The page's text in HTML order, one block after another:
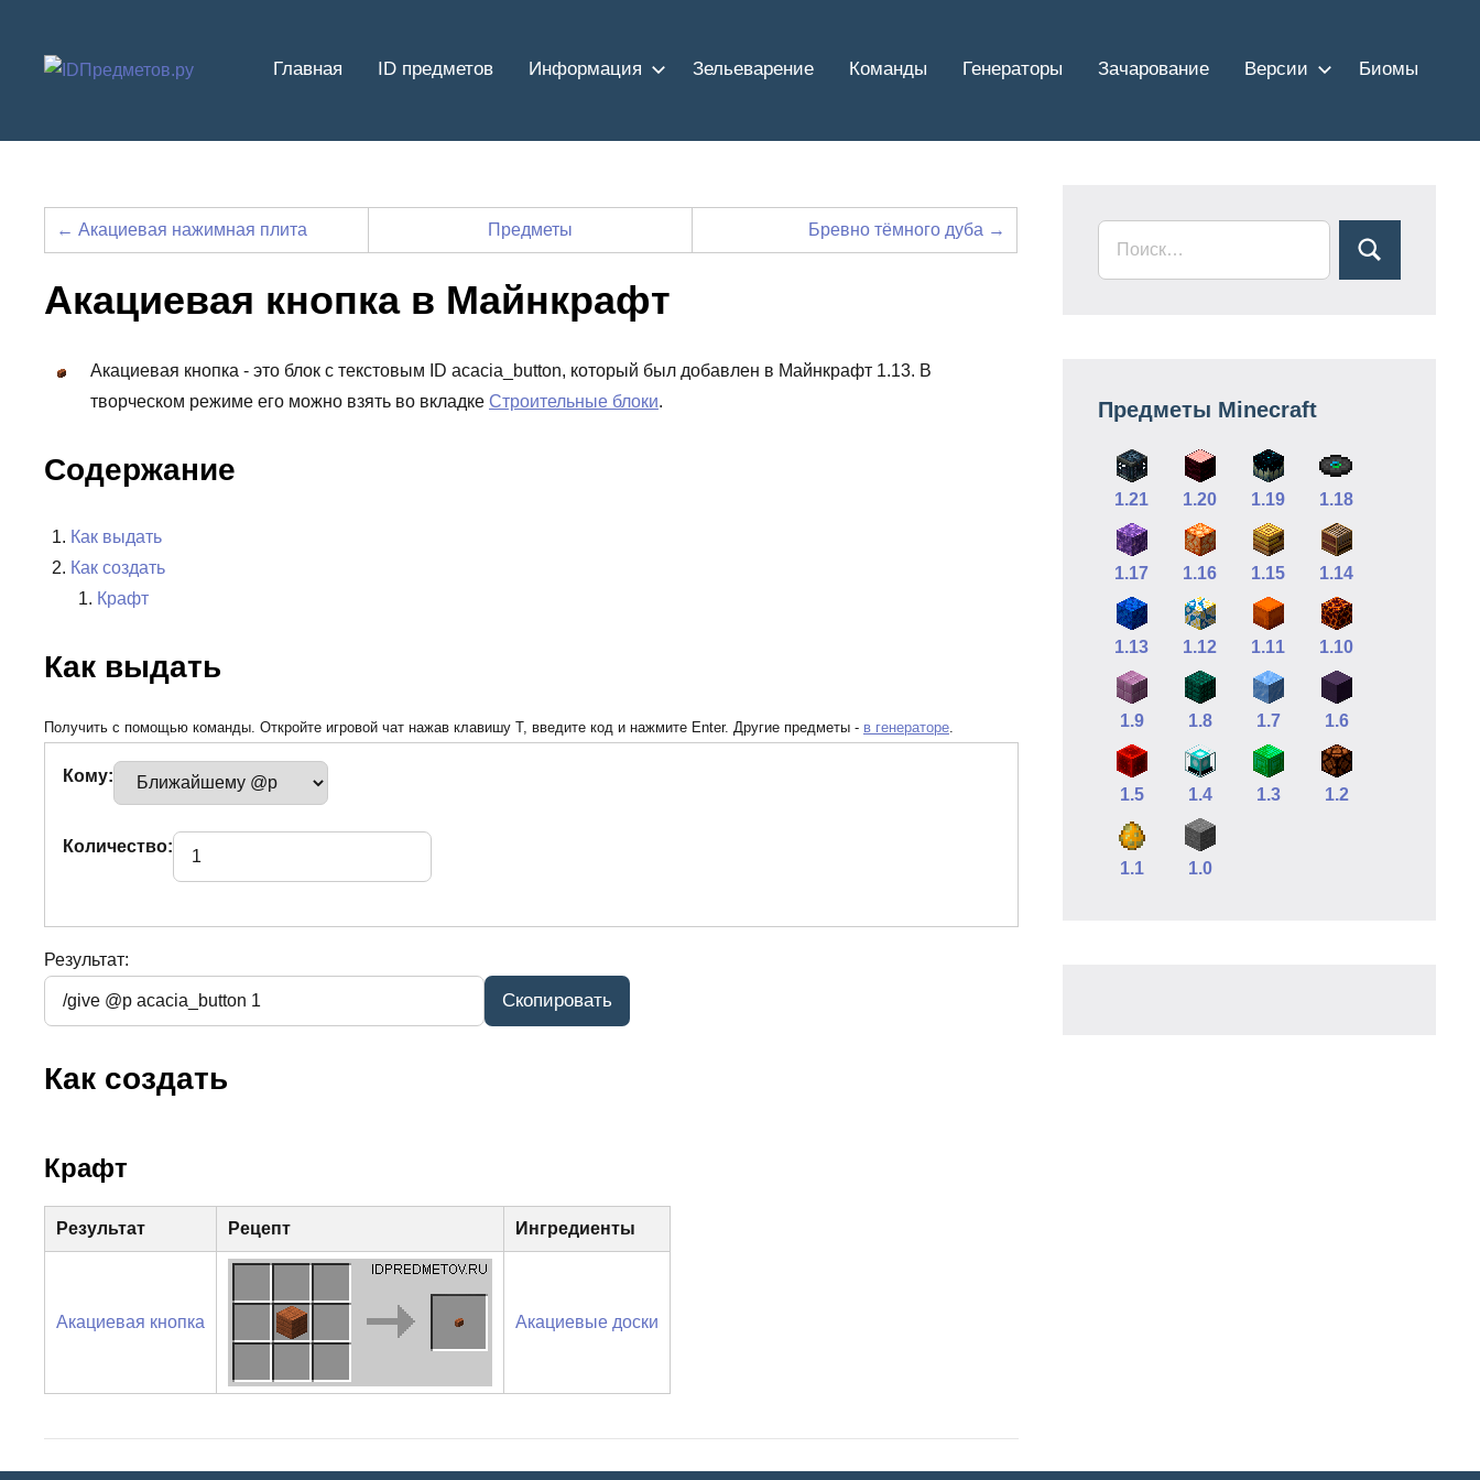
содержимому
Главная ID предметов Информация Зельеварение Команды Генераторы Зачарование Версии Биомы
← Акациевая нажимная плита Предметы Бревно тёмного дуба →
Акациевая кнопка в Майнкрафт
Акациевая кнопка - это блок с текстовым ID acacia_button, который был добавлен в Майнкрафт 1.13. В
творческом режиме его можно взять во вкладке Строительные блоки.
Содержание
Как выдать
Как создать
Крафт
Как выдать
Получить с помощью команды. Откройте игровой чат нажав клавишу T, введите код и нажмите Enter. Другие предметы - в генераторе
Кому:
Количество:
Результат:
Как создать
Крафт
Результат Рецепт Ингредиенты
Акациевая кнопка Акациевые доски
Предметы Minecraft
1.21 1.20 1.19 1.18
1.17 1.16 1.15 1.14
1.13 1.12 1.11 1.10
1.9 1.8 1.7 1.6
1.5 1.4 1.3 1.2
1.1 1.0